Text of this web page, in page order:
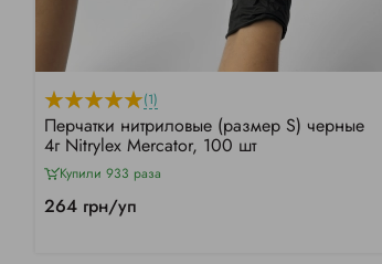
(1)
Перчатки нитриловые (размер S) черные
4г Nitrylex Mercator, 100 шт
Купили 933 раза
264 грн/уп